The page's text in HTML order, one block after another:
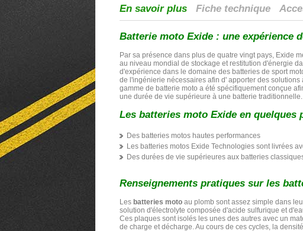
En savoir plus Fiche technique
Batterie moto Exide : une expérience
Par sa présence dans plus de quatre vingt pays, Exide
au niveau mondial de stockage et restitution d'énergie
d'expérience dans le domaine des batteries de sport
de l'ingénierie nécessaires afin d' apporter des
gamme de batterie moto a été spécifiquement conçue
une durée de vie supérieure à une batterie traditionnelle.
Les batteries moto Exide en quelques
Des batteries motos hautes performances
Les batteries motos Exide Technologies sont livrées
Des durées de vie supérieures aux batteries
Renseignements pratiques sur les
Les batteries motoau plomb sont assez simple dans
solution d'électrolyte composée d'acide sulfurique et
Ces plaques sont isolés les unes des autres avec un
de charge et décharge. Au cours de ces cycles, la